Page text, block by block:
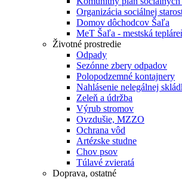
Organizácia sociálnej
Domov dôchodcov Šaľa
MeT Šaľa - mestská
Životné prostredie
Odpady
Sezónne zbery odpadov
Polopodzemné kontajnery
Nahlásenie nelegálnej
Zeleň a údržba
Výrub stromov
Ovzdušie, MZZO
Ochrana vôd
Artézske studne
Chov psov
Túlavé zvieratá
Doprava, ostatné